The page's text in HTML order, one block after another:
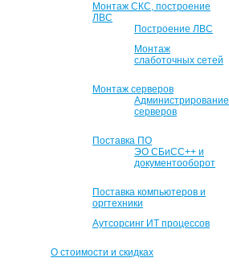
Монтаж СКС, построение
ЛВС
Построение ЛВС
Монтаж
слаботочных сетей
Монтаж серверов
Администрирование
серверов
Поставка ПО
ЭО СБиСС++ и
документооборот
Поставка компьютеров и
оргтехники
Аутсорсинг ИТ процессов
О стоимости и скидках